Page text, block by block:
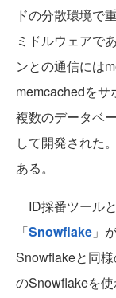
ドの分散環境で
ミドルウェアで
ンとの通信には
memcachedをサ
複数のデータベ
して開発された
ある。
ID採番ツール
「Snowflake 」
Snowflakeと同
のSnowflakeを